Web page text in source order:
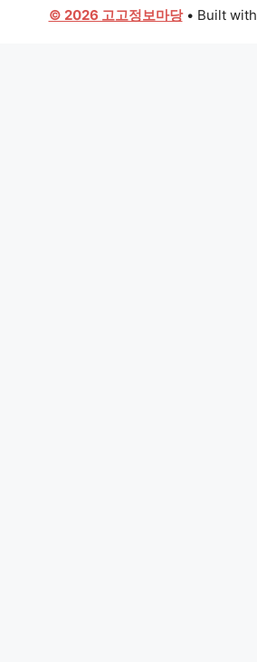
© 2026 고고정보마당• Built with